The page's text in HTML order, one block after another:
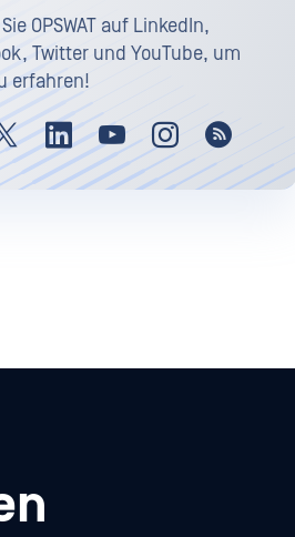
OPSWAT auf LinkedIn,
Twitter und YouTube, um
erfahren!